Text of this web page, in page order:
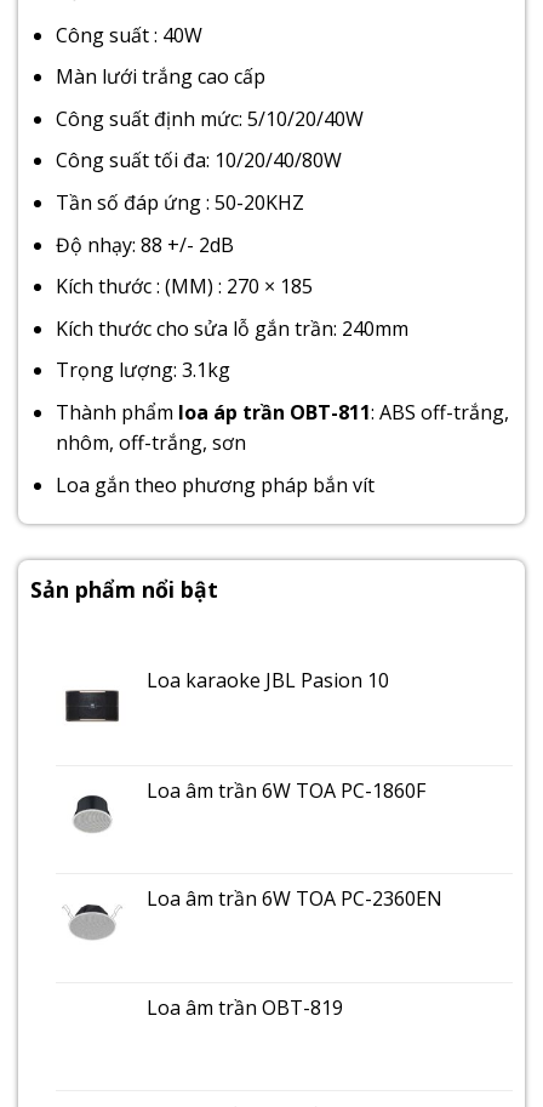
Công suất : 40W
Màn lưới trắng cao cấp
Công suất định mức: 5/10/20/40W
Công suất tối đa: 10/20/40/80W
Tần số đáp ứng : 50-20KHZ
Độ nhạy: 88 +/- 2dB
Kích thước : (MM) : 270 × 185
Kích thước cho sửa lỗ gắn trần: 240mm
Trọng lượng: 3.1kg
Thành phẩm loa áp trần OBT-811: ABS off-trắng,
nhôm, off-trắng, sơn
Loa gắn theo phương pháp bắn vít
Sản phẩm nổi bật
Loa karaoke JBL Pasion 10
Loa âm trần 6W TOA PC-1860F
Loa âm trần 6W TOA PC-2360EN
Loa âm trần OBT-819